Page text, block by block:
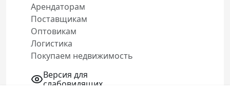
Арендаторам
Поставщикам
Оптовикам
Логистика
Покупаем недвижимость
Версия для
слабовидящих